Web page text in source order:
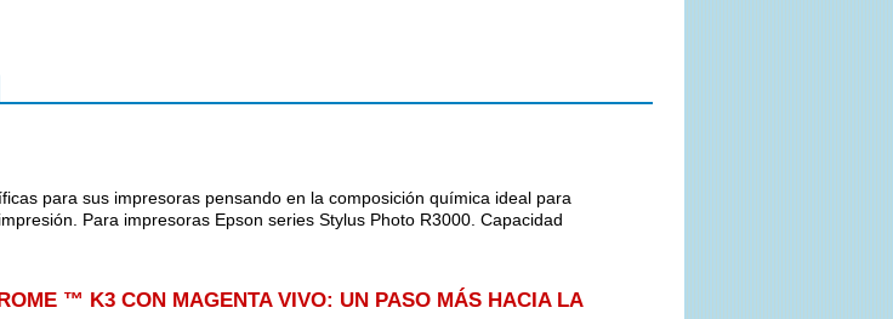
para sus impresoras pensando en la composición química ideal para
Para impresoras Epson series Stylus Photo R3000. Capacidad
™ K3 CON MAGENTA VIVO: UN PASO MÁS HACIA LA